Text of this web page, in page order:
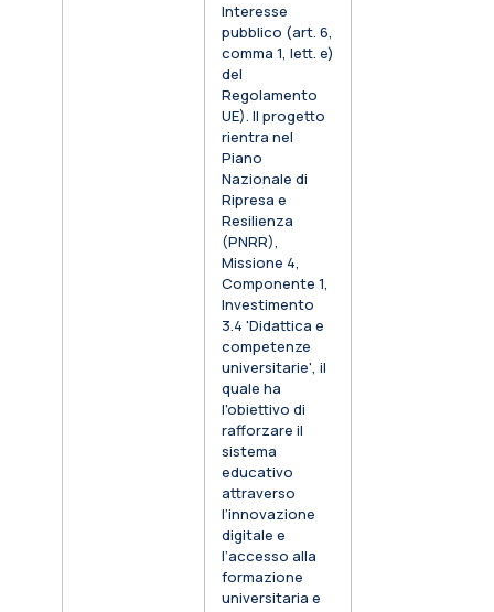
Interesse
pubblico (art. 6,
comma 1, lett. e)
del
Regolamento
UE). Il progetto
rientra nel
Piano
Nazionale di
Ripresa e
Resilienza
(PNRR),
Missione 4,
Componente 1,
Investimento
3.4 'Didattica e
competenze
universitarie', il
quale ha
l'obiettivo di
rafforzare il
sistema
educativo
attraverso
l’innovazione
digitale e
l’accesso alla
formazione
universitaria e